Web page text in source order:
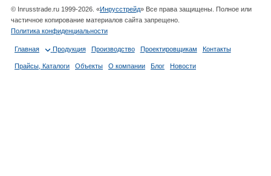
© Inrusstrade.ru 1999-2026. «Инрусстрейд» Все права защищены. Полное или
частичное копирование материалов сайта запрещено.
Политика конфиденциальности
Главная Продукция Производство Проектировщикам Контакты
Прайсы, Каталоги Объекты О компании Блог Новости